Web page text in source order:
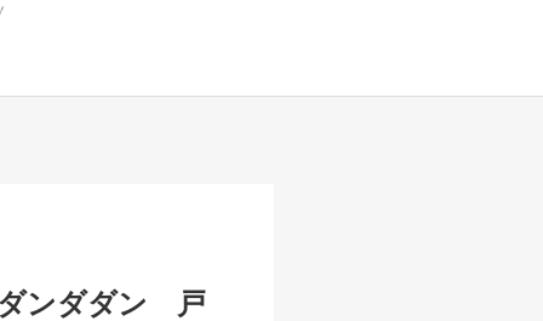
ンダダン 戸